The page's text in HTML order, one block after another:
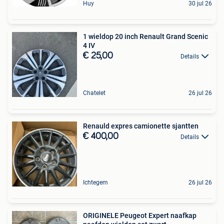
Huy 30 jul 26
1 wieldop 20 inch Renault Grand Scenic
4 IV
€ 25,00 Details
Chatelet 26 jul 26
Renauld expres camionette sjantten
€ 400,00 Details
Ichtegem 26 jul 26
ORIGINELE Peugeot Expert naafkap